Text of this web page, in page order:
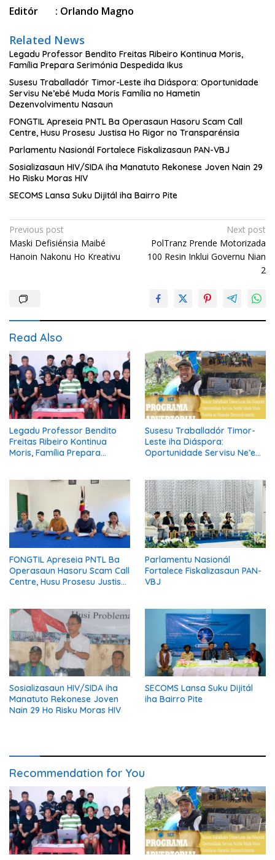
Editór : Orlando Magno
Related News
Legadu Professor Bendito Freitas Ribeiro Kontinua Moris,
Família Prepara Serimónia Despedida Ikus
Susesu Traballadór Timor-Leste iha Diáspora: Oportunidade
Servisu Ne’ebé Muda Moris Família no Hametin
Dezenvolvimentu Nasaun
FONGTIL Apreseia PNTL Ba Operasaun Hasoru Scam Call
Centre, Husu Prosesu Justisa Ho Rigor no Transparénsia
Parlamentu Nasionál Fortalece Fiskalizasaun PAN-VBJ
Sosializasaun HIV/SIDA iha Manatuto Rekonese Joven Nain 29
Ho Risku Moras HIV
SECOMS Lansa Suku Dijitál iha Bairro Pite
Post
navigation
Previous post
Maski Defisiénsia Maibé
Hanoin Nakonu Ho Kreativu
Next post
PolTranz Prende Motorizada
100 Resin Inklui Governu Nian
2
Read Also
Legadu Professor Bendito
Freitas Ribeiro Kontinua
Moris, Família Prepara
Susesu Traballadór Timor-
Leste iha Diáspora:
Oportunidade Servisu Ne’ebé
Nasaun
FONGTIL Apreseia PNTL Ba
Operasaun Hasoru Scam Call
Centre, Husu Prosesu Justisa
Parlamentu Nasionál
Fortalece Fiskalizasaun PAN-
VBJ
Sosializasaun HIV/SIDA iha
Manatuto Rekonese Joven
Nain 29 Ho Risku Moras HIV
SECOMS Lansa Suku Dijitál
iha Bairro Pite
Recommendation for You